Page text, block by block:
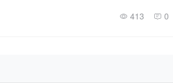
413 0